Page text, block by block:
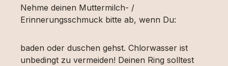
Nehme deinen Muttermilch- /
Erinnerungsschmuck bitte ab, wenn Du:
baden oder duschen gehst. Chlorwasser ist
unbedingt zu vermeiden! Deinen Ring solltest